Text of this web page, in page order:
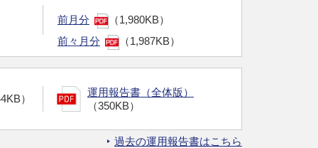
前月分
（1,980KB）
前々月分
（1,987KB）
）
運用報告書（全体版）
（350KB）
過去の運用報告書はこちら